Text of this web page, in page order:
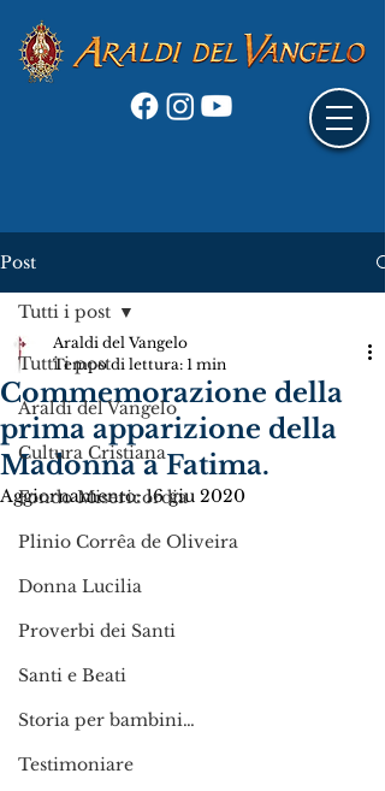
Post
Tutti i post
Araldi del Vangelo
Cultura Cristiana
Fondo Misericordia
Plinio Corrêa de Oliveira
Donna Lucilia
Proverbi dei Santi
Santi e Beati
Storia per bambini…
Testimoniare
Tutti i post
Commemorazione della
prima apparizione della
Madonna a Fatima.
Araldi del Vangelo
Tempo di lettura: 1 min
Aggiornamento:16 giu 2020